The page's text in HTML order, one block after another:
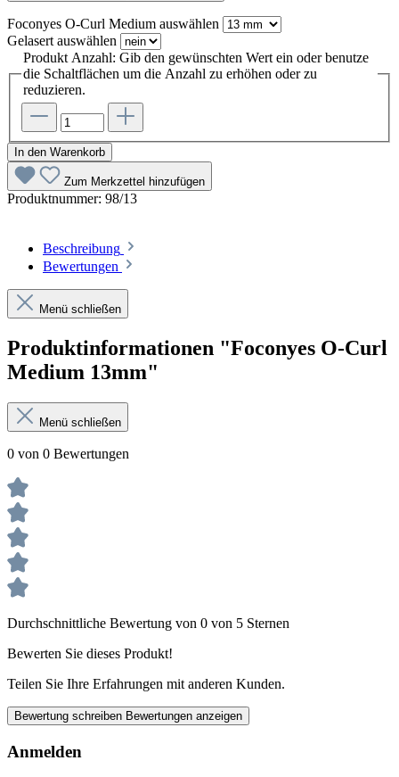
Foconyes O-Curl Medium auswählen
Gelasert auswählen
Produkt Anzahl: Gib den gewünschten Wert ein oder benutze
die Schaltflächen um die Anzahl zu erhöhen oder zu
reduzieren.
In den Warenkorb
Zum Merkzettel hinzufügen
Produktnummer: 98/13
Beschreibung
Bewertungen
Menü schließen
Produktinformationen "Foconyes O-Curl
Medium 13mm"
Menü schließen
0 von 0 Bewertungen
Durchschnittliche Bewertung von 0 von 5 Sternen
Bewerten Sie dieses Produkt!
Teilen Sie Ihre Erfahrungen mit anderen Kunden.
Bewertung schreiben Bewertungen anzeigen
Anmelden